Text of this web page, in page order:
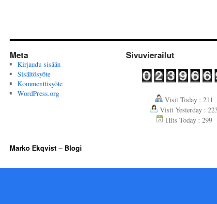
Meta
Kirjaudu sisään
Sisältösyöte
Kommenttisyöte
WordPress.org
Sivuvierailut
Visit Today : 211
Visit Yesterday :
Hits Today : 299
Marko Ekqvist – Blogi